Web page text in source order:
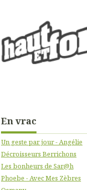
En vrac
Un geste par jour - Angélie
Décroisseurs Berrichons
Les bonheurs de Sar@h
Phoebe - Avec Mes Zèbres